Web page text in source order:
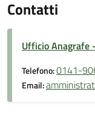
Contatti
Ufficio Anagrafe
Telefono:0141-
Email: